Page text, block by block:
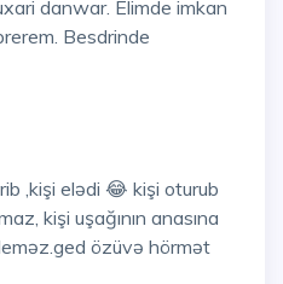
danwar. Elimde imkan
Besdrinde
,kişi elədi 😂 kişi oturub
kişi uşağının anasına
özüvə hörmət